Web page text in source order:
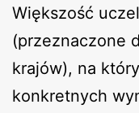
Większość
(przeznaczone
krajów), na
konkretnych